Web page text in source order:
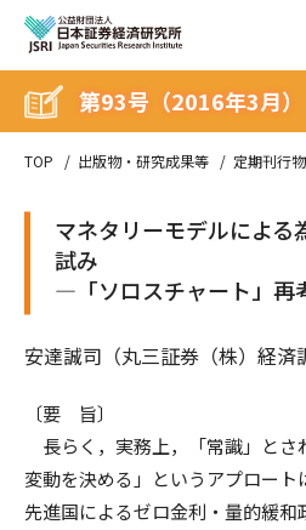
TOP 出版物・研究成果等 定期刊行物
第93号（2016年3月）
マネタリーモデルによる
試み
—「ソロスチャート」
安達誠司（丸三証券（株）経済
〔要 旨〕
長らく，実務上，「常識」とさ
変動を決める」というアプロー
先進国によるゼロ金利・量的緩